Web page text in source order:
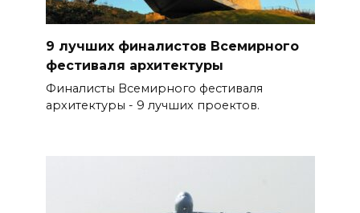
9 лучших финалистов Всемирного
фестиваля архитектуры
Финалисты Всемирного фестиваля
архитектуры - 9 лучших проектов.